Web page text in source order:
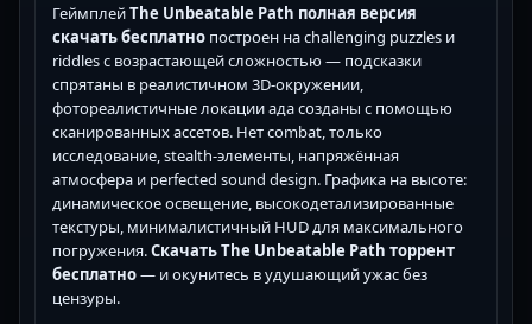
ГеймплейThe Unbeatable Path полная версия
скачать бесплатно построен на challenging puzzles и
riddles с возрастающей сложностью — подсказки
спрятаны в реалистичном 3D-окружении,
фотореалистичные локации ада созданы с помощью
сканированных ассетов. Нет combat, только
исследование, stealth-элементы, напряжённая
атмосфера и perfected sound design. Графика на высоте:
динамическое освещение, высокодетализированные
текстуры, минималистичный HUD для максимального
погружения.Скачать The Unbeatable Path торрент
бесплатно— и окунитесь в удушающий ужас без
цензуры.